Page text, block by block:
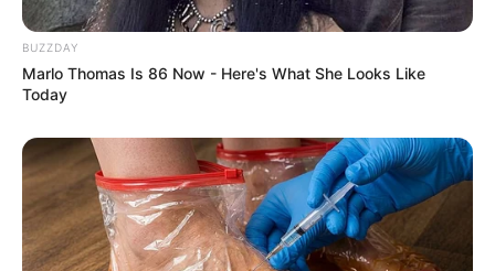
BUZZDAY
Marlo Thomas Is 86 Now - Here's What She Looks Like
Today